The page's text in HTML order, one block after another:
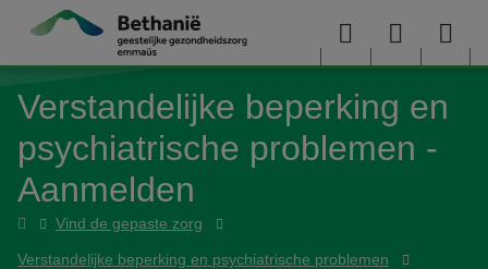
Overslaan en naar de inhoud gaan
Menu User
menu
Verstandelijke beperking en
psychiatrische problemen -
Aanmelden
HulpVind de gepaste zorg
Verstandelijke beperking en psychiatrische problemen